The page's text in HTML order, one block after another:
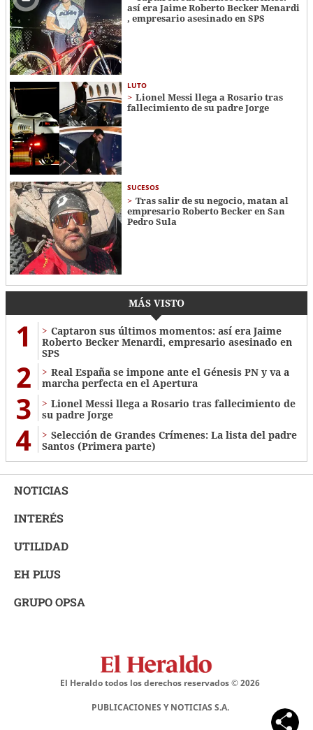
así era Jaime Roberto Becker Menardi​​​
, empresario asesinado en SPS
LUTO
Lionel Messi llega a Rosario tras
fallecimiento de su padre Jorge
SUCESOS
Tras salir de su negocio, matan al
empresario Roberto Becker en San
Pedro Sula
MÁS VISTO
1
Captaron sus últimos momentos: así era Jaime
Roberto Becker Menardi​​​, empresario asesinado en
SPS
2
Real España se impone ante el Génesis PN y va a
marcha perfecta en el Apertura
3
Lionel Messi llega a Rosario tras fallecimiento de
su padre Jorge
4
Selección de Grandes Crímenes: La lista del padre
Santos (Primera parte)
NOTICIAS
INTERÉS
UTILIDAD
EH PLUS
GRUPO OPSA
El Heraldo todos los derechos reservados ©2026
PUBLICACIONES Y NOTICIAS S.A.